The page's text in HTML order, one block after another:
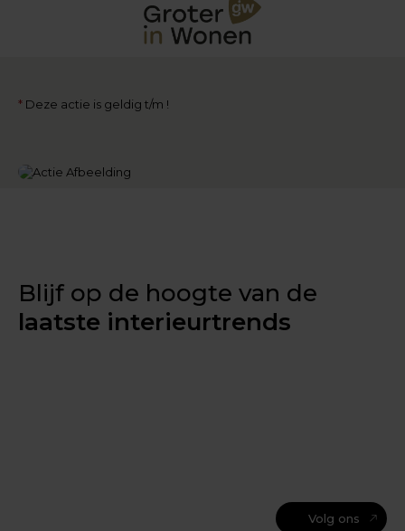
* Deze actie is geldig t/m !
Blijf op de hoogte van de
laatste interieurtrends
Volg ons